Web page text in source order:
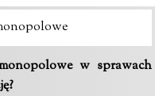
w sprawach